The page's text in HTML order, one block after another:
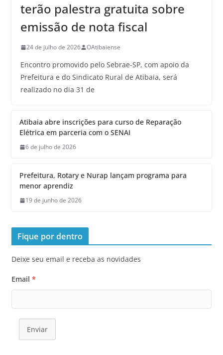
terão palestra gratuita sobre
emissão de nota fiscal
24 de julho de 2026 OAtibaiense
Encontro promovido pelo Sebrae-SP, com apoio da
Prefeitura e do Sindicato Rural de Atibaia, será
realizado no dia 31 de
Atibaia abre inscrições para curso de Reparação
Elétrica em parceria com o SENAI
6 de julho de 2026
Prefeitura, Rotary e Nurap lançam programa para
menor aprendiz
19 de junho de 2026
Fique por dentro
Deixe seu email e receba as novidades
Email *
Enviar